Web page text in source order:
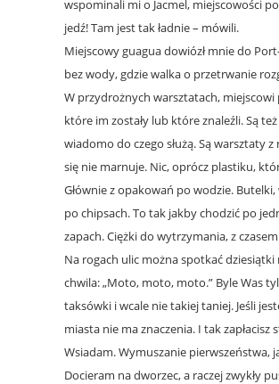
wspominali mi o Jacmel, miejscowości
jedź! Tam jest tak ładnie – mówili.
Miejscowy guagua dowiózł mnie do
bez wody, gdzie walka o przetrwanie
W przydrożnych warsztatach,
które im zostały lub które znaleźli. Są
wiadomo do czego służą. Są warsztaty
się nie marnuje. Nic, oprócz plastiku,
Głównie z opakowań po wodzie.
po chipsach. To tak jakby chodzić po
zapach. Ciężki do wytrzymania, z
Na rogach ulic można spotkać
chwila: „Moto, moto, moto.” Byle Was
taksówki i wcale nie takiej taniej. Jeśli
miasta nie ma znaczenia. I tak zapłacisz
Wsiadam. Wymuszanie pierwszeństwa,
Docieram na dworzec, a raczej zwykły